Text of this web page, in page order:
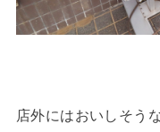
店外にはおいしそう